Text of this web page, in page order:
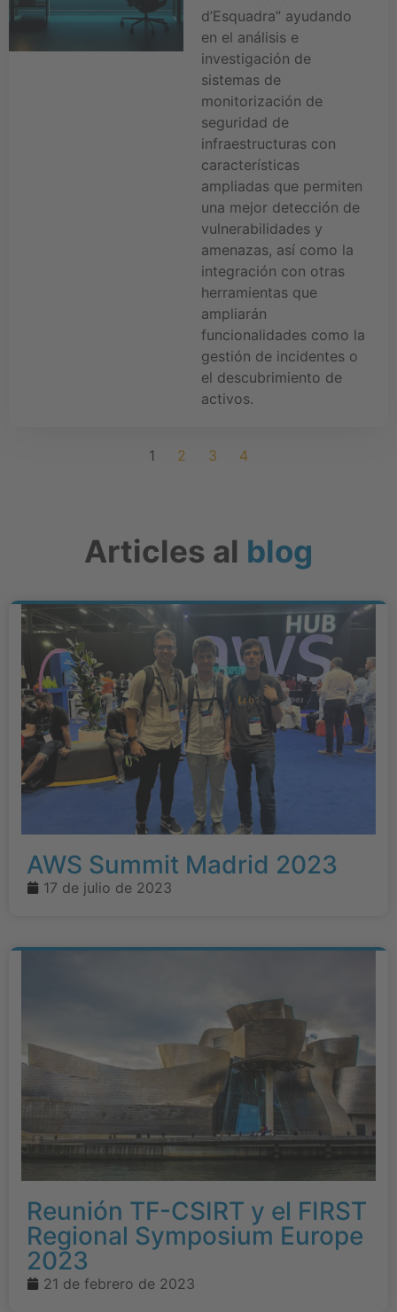
d’Esquadra” ayudando
en el análisis e
investigación de
sistemas de
monitorización de
seguridad de
infraestructuras con
características
ampliadas que permiten
una mejor detección de
vulnerabilidades y
amenazas, así como la
integración con otras
herramientas que
ampliarán
funcionalidades como la
gestión de incidentes o
el descubrimiento de
activos.
1 2 3 4
Articles al blog
AWS Summit Madrid 2023
17 de julio de 2023
Reunión TF-CSIRT y el FIRST
Regional Symposium Europe
2023
21 de febrero de 2023